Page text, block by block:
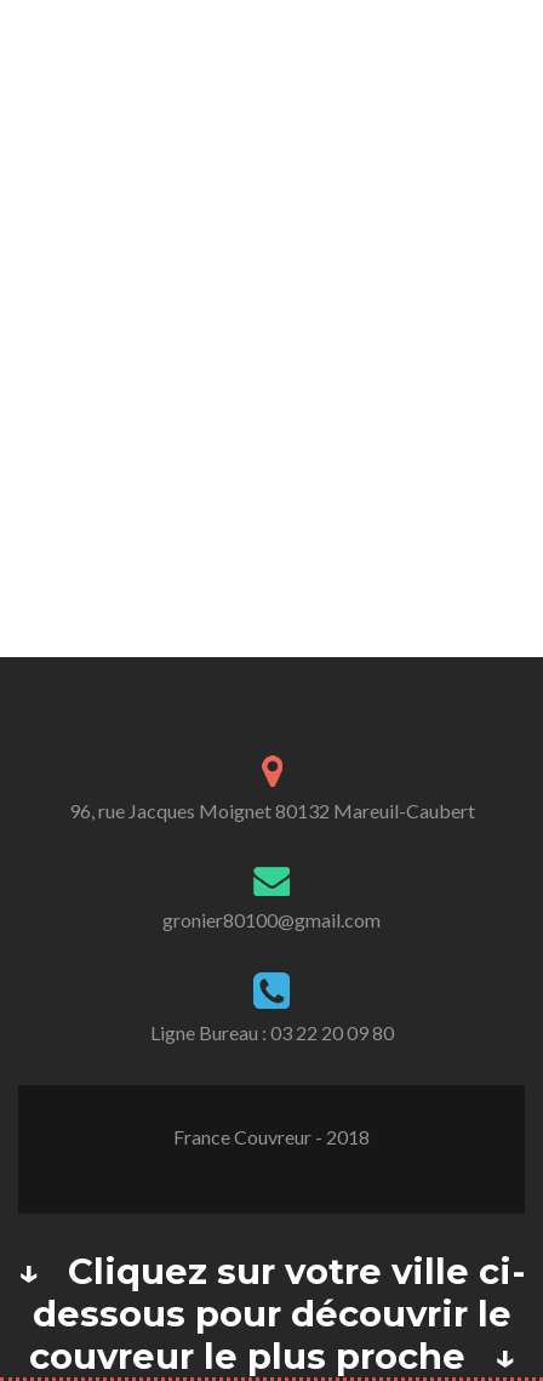
96, rue Jacques Moignet 80132 Mareuil-Caubert
gronier80100@gmail.com
Ligne Bureau : 03 22 20 09 80
France Couvreur - 2018
↓ Cliquez sur votre ville ci-
dessous pour découvrir le
couvreur le plus proche ↓